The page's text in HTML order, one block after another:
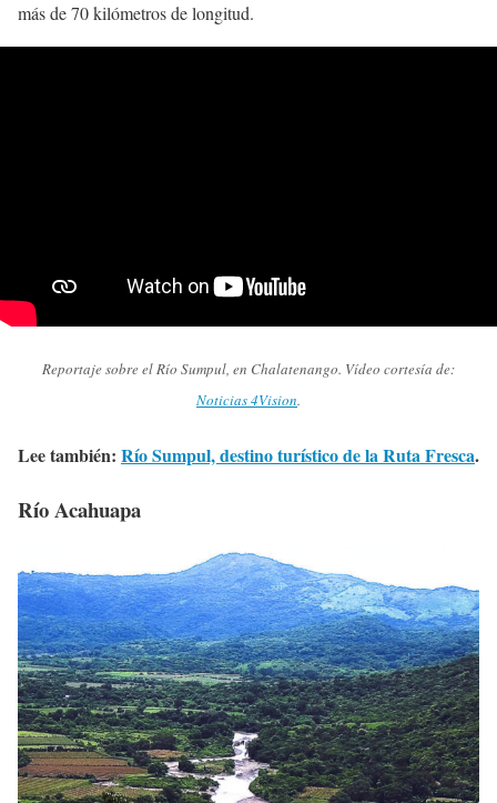
más de 70 kilómetros de longitud.
Reportaje sobre el Río Sumpul, en Chalatenango. Vídeo cortesía de:
Noticias 4Vision.
Lee también: Río Sumpul, destino turístico de la Ruta Fresca.
Río Acahuapa